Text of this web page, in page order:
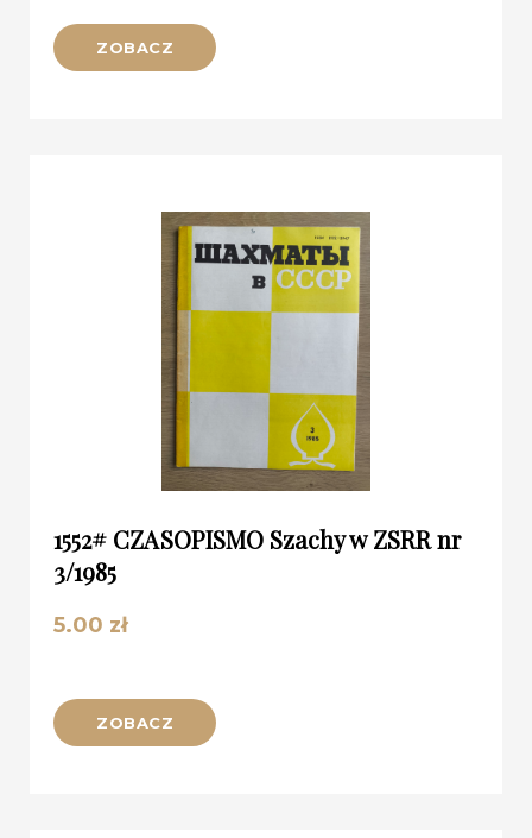
ZOBACZ
1552# CZASOPISMO Szachy w ZSRR nr
3/1985
5.00 zł
ZOBACZ